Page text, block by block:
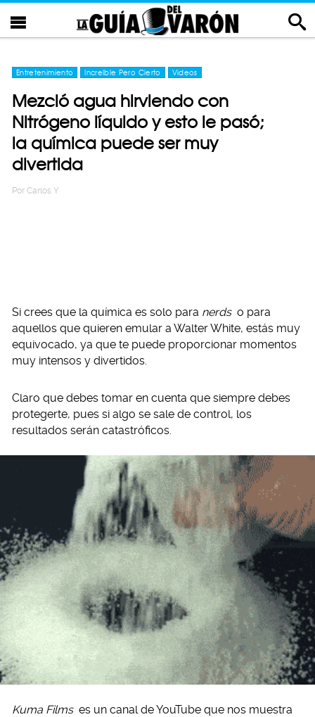
Entretenimiento Increíble Pero Cierto Videos
Mezcló agua hirviendo con
Nitrógeno líquido y esto le pasó;
la química puede ser muy
divertida
Por Carlos Y
Si crees que la química es solo para nerds o para
aquellos que quieren emular a Walter White, estás muy
equivocado, ya que te puede proporcionar momentos
muy intensos y divertidos.
Claro que debes tomar en cuenta que siempre debes
protegerte, pues si algo se sale de control, los
resultados serán catastróficos.
Kuma Films es un canal de YouTube que nos muestra